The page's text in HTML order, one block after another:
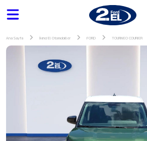
Ana Sayfa İkinci El Otomobiller FORD TOURNEO COURIER